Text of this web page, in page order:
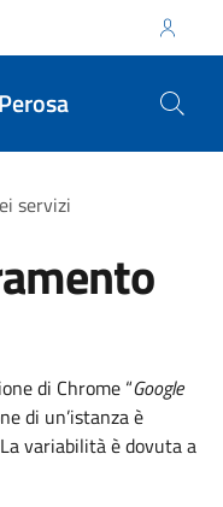
servizi
di Chrome “Google
di un’istanza è
variabilità è dovuta a